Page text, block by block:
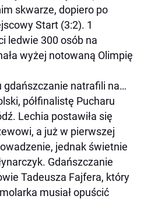
skwarze, dopiero po
Start (3:2). 1
ledwie 300 osób na
wyżej notowaną Olimpię
gdańszczanie natrafili na…
półfinalistę Pucharu
Lechia postawiła się
a już w pierwszej
jednak świetnie
Gdańszczanie
Tadeusza Fajfera, który
musiał opuścić